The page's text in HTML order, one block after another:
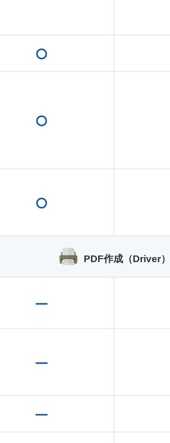
PDF作成（Driver）